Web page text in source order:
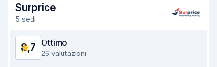
Rapidità della riconsegna
Condizioni dell'auto
Surprice
5 sedi
8,7 Ottimo
26 valutazioni